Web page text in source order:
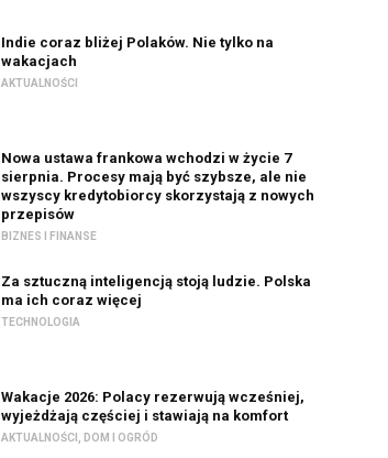
Indie coraz bliżej Polaków. Nie tylko na
wakacjach
AKTUALNOŚCI
Nowa ustawa frankowa wchodzi w życie 7
sierpnia. Procesy mają być szybsze, ale nie
wszyscy kredytobiorcy skorzystają z nowych
przepisów
BIZNES I FINANSE
Za sztuczną inteligencją stoją ludzie. Polska
ma ich coraz więcej
TECHNOLOGIA
Wakacje 2026: Polacy rezerwują wcześniej,
wyjeżdżają częściej i stawiają na komfort
AKTUALNOŚCI DOM I OGRÓD